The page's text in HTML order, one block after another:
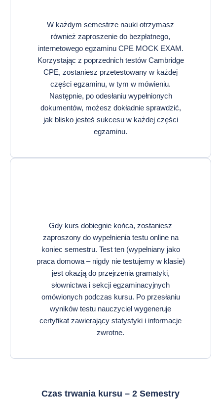
W każdym semestrze nauki otrzymasz
również zaproszenie do bezpłatnego,
internetowego egzaminu CPE MOCK EXAM.
Korzystając z poprzednich testów Cambridge
CPE, zostaniesz przetestowany w każdej
części egzaminu, w tym w mówieniu.
Następnie, po odesłaniu wypełnionych
dokumentów, możesz dokładnie sprawdzić,
jak blisko jesteś sukcesu w każdej części
egzaminu.
Gdy kurs dobiegnie końca, zostaniesz
zaproszony do wypełnienia testu online na
koniec semestru. Test ten (wypełniany jako
praca domowa – nigdy nie testujemy w klasie)
jest okazją do przejrzenia gramatyki,
słownictwa i sekcji egzaminacyjnych
omówionych podczas kursu. Po przesłaniu
wyników testu nauczyciel wygeneruje
certyfikat zawierający statystyki i informacje
zwrotne.
Czas trwania kursu – 2 Semestry